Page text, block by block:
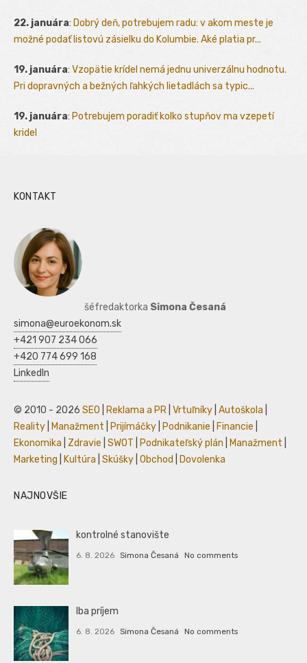
22. januára: Dobrý deň, potrebujem radu: v akom meste je
možné podať listovú zásielku do Kolumbie. Aké platia pr...
19. januára: Vzopätie krídel nemá jednu univerzálnu hodnotu.
Pri dopravných a bežných ľahkých lietadlách sa typic...
19. januára: Potrebujem poradiť kolko stupňov ma vzepetí
kridel
KONTAKT
šéfredaktorka Simona Česaná
simona@euroekonom.sk
+421 907 234 066
+420 774 699 168
LinkedIn
© 2010 - 2026 SEO Reklama a PR Vrtuľníky Autoškola
Reality
Manažment Prijímáčky Podnikanie Financie
Ekonomika
Zdravie SWOT Podnikateľský plán Manažment
Marketing
Kultúra Skúšky Obchod Dovolenka
NAJNOVŠIE
kontrolné stanovište
6. 8. 2026 Simona Česaná No comments
Iba príjem
6. 8. 2026 Simona Česaná No comments